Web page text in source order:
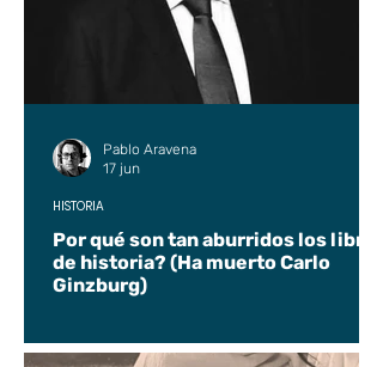
Por qué son tan aburridos los libros
de historia? (Ha muerto Carlo
Ginzburg)
HISTORIA
Pablo Aravena
17 jun